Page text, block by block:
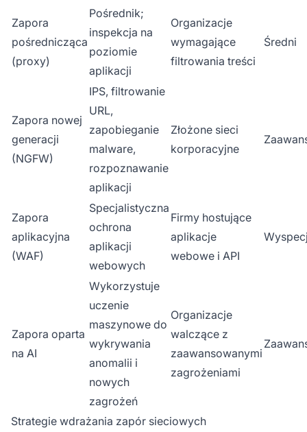
Zapora
pośrednicząca
(proxy)
Pośrednik;
inspekcja na
poziomie
aplikacji
Organizacje
wymagające
filtrowania treści
Średni
Zapora nowej
generacji
(NGFW)
IPS, filtrowanie
URL,
zapobieganie
malware,
rozpoznawanie
aplikacji
Złożone sieci
korporacyjne
Zapora
aplikacyjna
(WAF)
Specjalistyczna
ochrona
aplikacji
webowych
Firmy hostujące
aplikacje
webowe i API
Zapora oparta
na AI
Wykorzystuje
uczenie
maszynowe do
wykrywania
anomalii i
nowych
zagrożeń
Organizacje
walczące z
zaawansowanymi
zagrożeniami
Strategie wdrażania zapór sieciowych